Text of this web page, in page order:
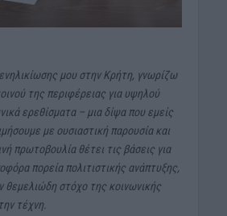
μου στην Κρήτη, γνωρίζω
της περιφέρειας για υψηλού
ερεθίσματα – μια δίψα που εμείς
με ουσιαστική παρουσία και
πρωτοβουλία θέτει τις βάσεις για
πορεία πολιτιστικής ανάπτυξης,
θεμελιώδη στόχο της κοινωνικής
τέχνη.